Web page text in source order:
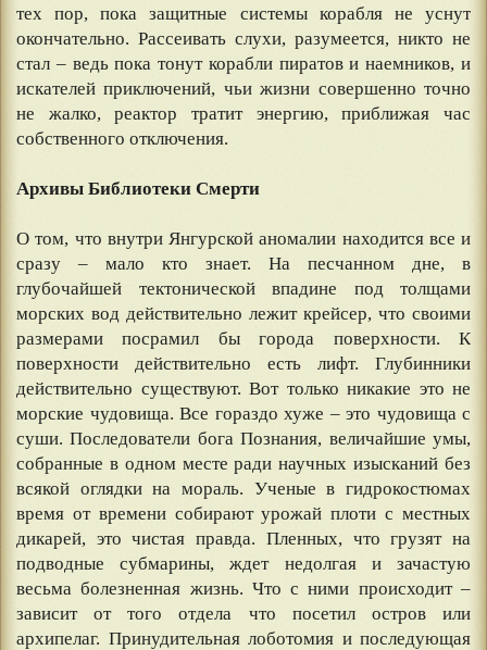
тех пор, пока защитные системы корабля не уснут
окончательно. Рассеивать слухи, разумеется, никто не
стал – ведь пока тонут корабли пиратов и наемников, и
искателей приключений, чьи жизни совершенно точно
не жалко, реактор тратит энергию, приближая час
собственного отключения.
Архивы Библиотеки Смерти
О том, что внутри Янгурской аномалии находится все и
сразу – мало кто знает. На песчанном дне, в
глубочайшей тектонической впадине под толщами
морских вод действительно лежит крейсер, что своими
размерами посрамил бы города поверхности. К
поверхности действительно есть лифт. Глубинники
действительно существуют. Вот только никакие это не
морские чудовища. Все гораздо хуже – это чудовища с
суши. Последователи бога Познания, величайшие умы,
собранные в одном месте ради научных изысканий без
всякой оглядки на мораль. Ученые в гидрокостюмах
время от времени собирают урожай плоти с местных
дикарей, это чистая правда. Пленных, что грузят на
подводные субмарины, ждет недолгая и зачастую
весьма болезненная жизнь. Что с ними происходит –
зависит от того отдела что посетил остров или
архипелаг. Принудительная лоботомия и последующая